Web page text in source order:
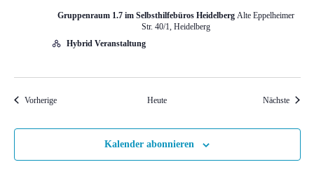
Gruppenraum 1.7 im Selbsthilfebüros Heidelberg Alte Eppelheimer
Str. 40/1, Heidelberg
Hybrid Veranstaltung
VorherigeVeranstaltungen Heute Nächste
Kalender abonnieren